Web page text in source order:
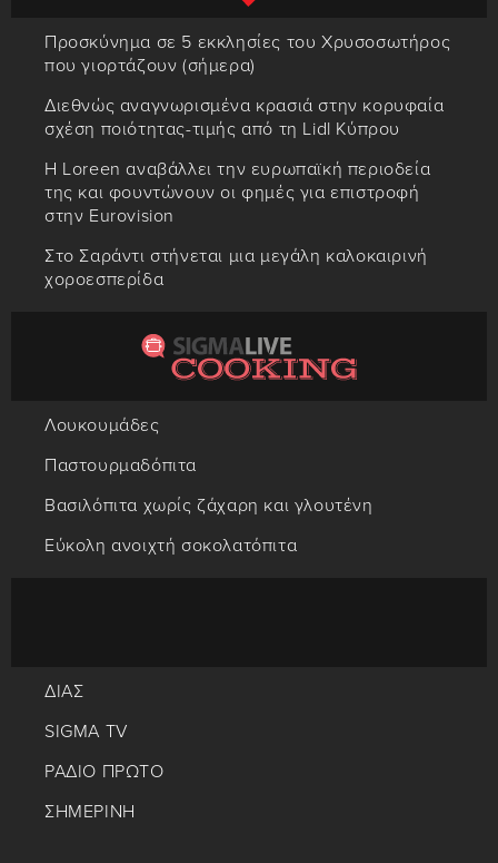
Προσκύνημα σε 5 εκκλησίες του Χρυσοσωτήρος
που γιορτάζουν (σήμερα)
Διεθνώς αναγνωρισμένα κρασιά στην κορυφαία
σχέση ποιότητας-τιμής από τη Lidl Κύπρου
Η Loreen αναβάλλει την ευρωπαϊκή περιοδεία
της και φουντώνουν οι φημές για επιστροφή
στην Eurovision
Στο Σαράντι στήνεται μια μεγάλη καλοκαιρινή
χοροεσπερίδα
Λουκουμάδες
Παστουρμαδόπιτα
Βασιλόπιτα χωρίς ζάχαρη και γλουτένη
Εύκολη ανοιχτή σοκολατόπιτα
ΔΙΑΣ
SIGMA TV
ΡΑΔΙΟ ΠΡΩΤΟ
ΣΗΜΕΡΙΝΗ